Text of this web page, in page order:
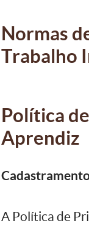
Normas
Trabalho
Política
Aprendiz
A Política de